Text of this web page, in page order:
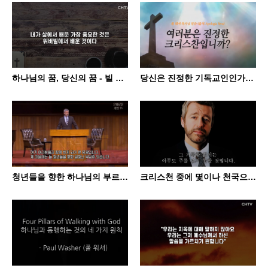
하나님의 꿈, 당신의 꿈 - 빌 존슨(Bill Johnson, Bethel Church)목사 - '주님이 원… 당신은 진정한 기독교인인가요? -폴 워셔 목사님 말씀
청년들을 향한 하나님의 부르심- 폴 워셔 목사님 크리스천 중에 몇이나 천국으로 가고 있을까요? [폴워셔 목사님]